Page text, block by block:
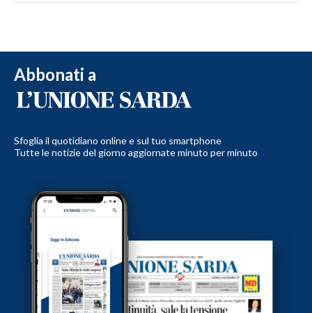
Abbonati a
Sfoglia il quotidiano online e sul tuo smartphone
Tutte le notizie del giorno aggiornate minuto per minuto